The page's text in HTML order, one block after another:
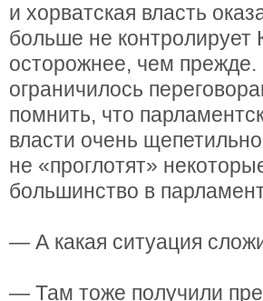
и хорватская власть
больше не контролирует
осторожнее, чем прежде.
ограничилось
помнить, что
власти очень
не «проглотят»
большинство в
— А какая ситуация
— Там тоже получили